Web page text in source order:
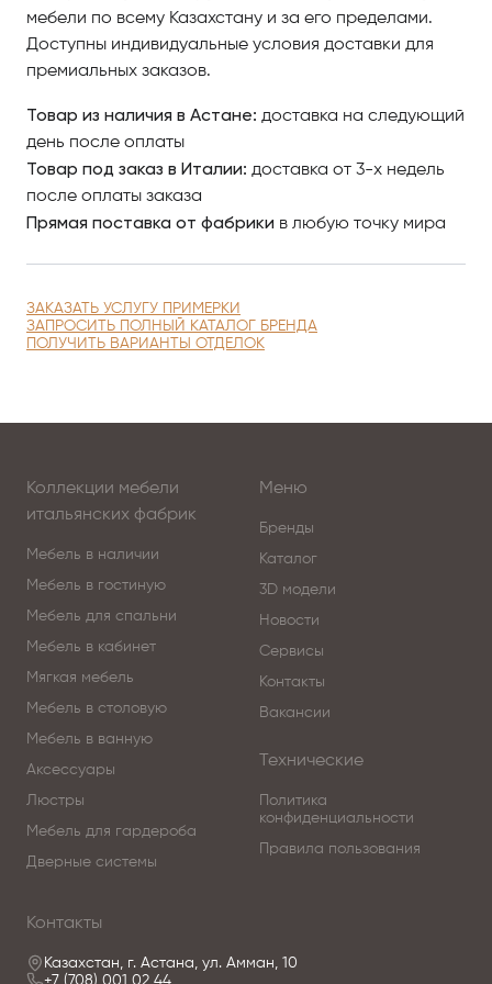
Мебель для столовой итальянской фабрики Andrea
Fanfani — это роскошь класса люкс.
время видоизменилось само понятие, обновляясь и
приспосабливаясь к новым требованиям
современной жизни.
Сегодня роскошь является синонимом высочайшего
выполненных из драгоценных материалов.
коллекции Il Giorno — это мир стиля, традиционного
мастерства, старинного флорентийского искусства,
ручной росписи, сусального золота и натурального
Это мир Андреа Фанфани (Andrea Fanfani).
Это Ваш мир.
Андреа Фанфани бережно хранит, передаёт
ученикам и вновь открывает для нас старинную
флорентийскую технику ручной росписи и
нанесения сусального золота способом горячего
тиснения.
ремесленного мастерства.
Любоваться его работами и обладать ими —
мебели по всему Казахстану и за его пределами.
Доступны индивидуальные условия доставки для
премиальных заказов.
Товар из наличия в Астане: доставка на следующий
день после оплаты
Товар под заказ в Италии: доставка от 3-х недель
после оплаты заказа
Прямая поставка от фабрики в любую точку мира
ЗАКАЗАТЬ УСЛУГУ ПРИМЕРКИ
ЗАПРОСИТЬ ПОЛНЫЙ КАТАЛОГ БРЕНДА
ПОЛУЧИТЬ ВАРИАНТЫ ОТДЕЛОК
Коллекции мебели
итальянских фабрик
Мебель в наличии
Мебель в гостиную
Мебель для спальни
Мебель в кабинет
Мягкая мебель
Мебель в столовую
Мебель в ванную
Аксессуары
Люстры
Мебель для гардероба
Дверные системы
Меню
Бренды
Каталог
3D модели
Новости
Сервисы
Контакты
Вакансии
Технические
Политика
конфиденциальности
Правила пользования
Контакты
Казахстан, г. Астана, ул. Амман, 10
+7 (708) 001 02 44